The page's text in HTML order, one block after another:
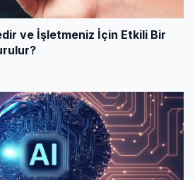
ve İşletmeniz İçin Etkili Bir